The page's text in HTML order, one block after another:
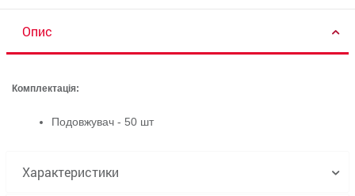
Опис
Комплектація:
Подовжувач - 50 шт
Характеристики